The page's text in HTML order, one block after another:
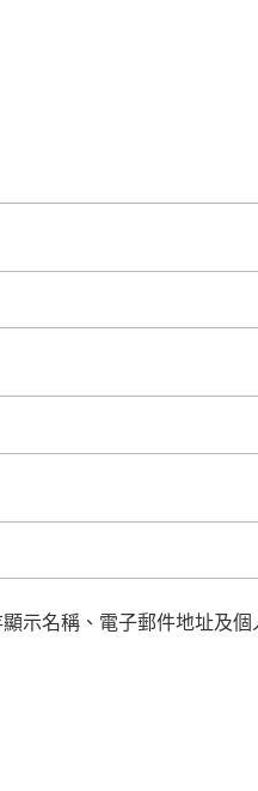
示名稱、電子郵件地址及